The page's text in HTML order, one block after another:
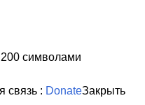
символами
связь : DonateЗакрыть